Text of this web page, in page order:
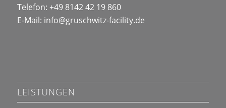
Telefon: +49 8142 42 19 860
E-Mail: info@gruschwitz-facility.de
LEISTUNGEN